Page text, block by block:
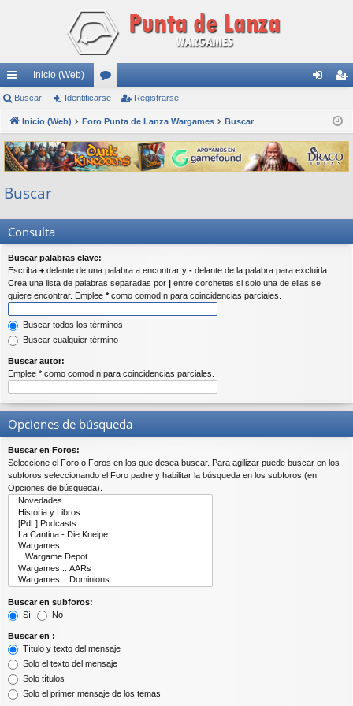
nl
ac
es
rá
pi
do
Inicio (Web)
or
os
fic
ar
ist
ra
rs
Buscar Identificarse Registrarse
Inicio (Web) Foro Punta de Lanza Wargames Buscar
Buscar
Consulta
Buscar palabras clave:
Escriba + delante de una palabra a encontrar y - delante de la palabra para excluirla.
Crea una lista de palabras separadas por
entre corchetes si solo una de ellas se
quiere encontrar. Emplee *como comodín para coincidencias parciales.
Buscar todos los términos
Buscar cualquier término
Buscar autor:
Emplee * como comodín para coincidencias parciales.
Opciones de búsqueda
Buscar en Foros:
Seleccione el Foro o Foros en los que desea buscar. Para agilizar puede buscar en los
subforos seleccionando el Foro padre y habilitar la búsqueda en los subforos (en
Opciones de búsqueda).
Buscar en subforos:
Sí
No
Buscar en :
Título y texto del mensaje
Solo el texto del mensaje
Solo títulos
Solo el primer mensaje de los temas